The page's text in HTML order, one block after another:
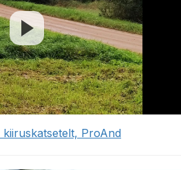
ProAnd